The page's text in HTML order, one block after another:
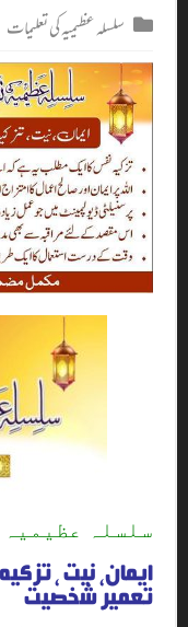
سلسلہ عظیمیہ کی تعلیمات
سلسلہ
ایمان، نیت ،
تعمیر شخصیت